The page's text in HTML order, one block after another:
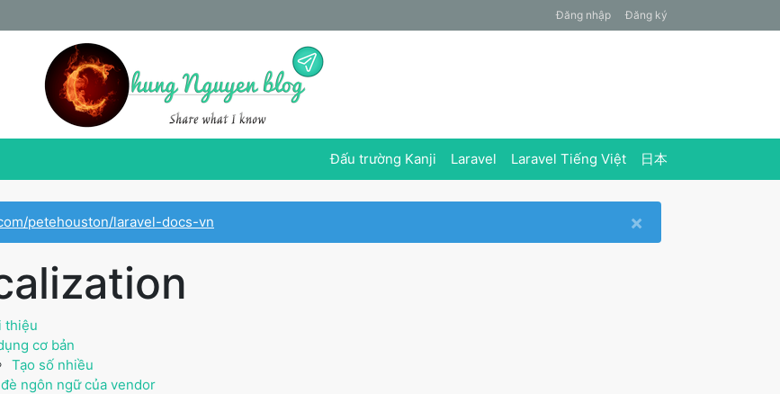
Đăng nhập Đăng ký
Đấu trường Kanji Laravel Laravel Tiếng Việt 日本
×
petehouston/laravel-docs-vn
thiệu
cơ bản
Tạo số nhiều
ngôn ngữ của vendor